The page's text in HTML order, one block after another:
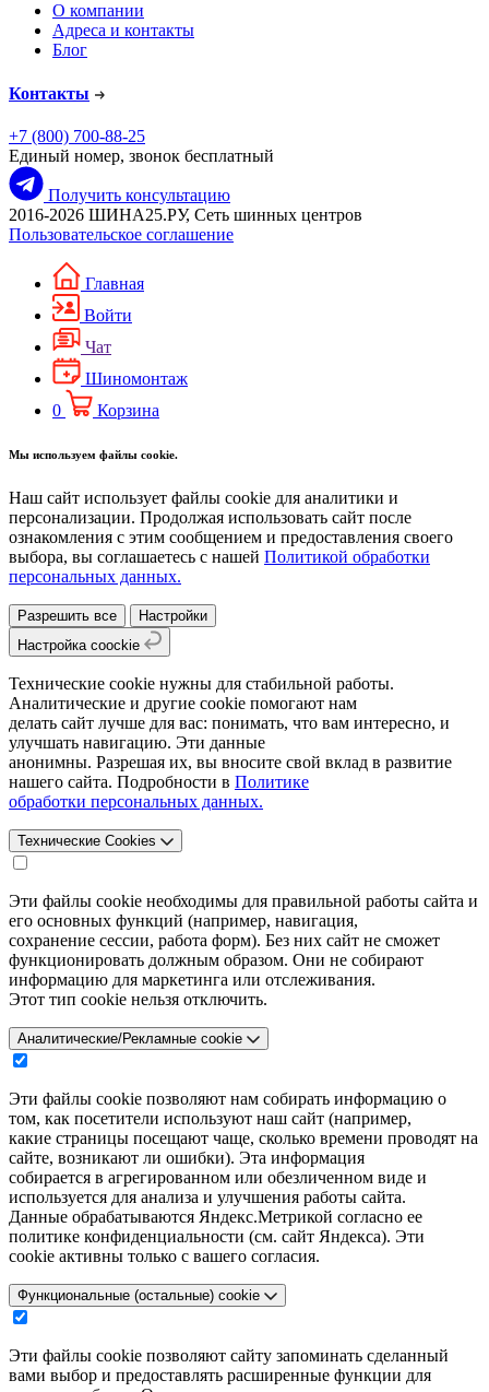
О компании
Адреса и контакты
Блог
Контакты
+7 (800) 700-88-25
Единый номер, звонок бесплатный
Получить консультацию
2016-2026 ШИНА25.РУ, Сеть шинных центров
Пользовательское соглашение
Главная
Войти
Чат
Шиномонтаж
0
Корзина
Мы используем файлы cookie.
Наш сайт использует файлы cookie для аналитики и
персонализации. Продолжая использовать сайт после
ознакомления с этим сообщением и предоставления своего
выбора, вы соглашаетесь с нашей Политикой обработки
персональных данных.
Разрешить все
Настройки
Настройка coockie
Технические cookie нужны для стабильной работы.
Аналитические и другие cookie помогают нам
делать сайт лучше для вас: понимать, что вам интересно, и
улучшать навигацию. Эти данные
анонимны. Разрешая их, вы вносите свой вклад в развитие
нашего сайта. Подробности в Политике
обработки персональных данных.
Технические Cookies
Эти файлы cookie необходимы для правильной работы сайта и
его основных функций (например, навигация,
сохранение сессии, работа форм). Без них сайт не сможет
функционировать должным образом. Они не собирают
информацию для маркетинга или отслеживания.
Этот тип cookie нельзя отключить.
Аналитические/Рекламные cookie
Эти файлы cookie позволяют нам собирать информацию о
том, как посетители используют наш сайт (например,
какие страницы посещают чаще, сколько времени проводят на
сайте, возникают ли ошибки). Эта информация
собирается в агрегированном или обезличенном виде и
используется для анализа и улучшения работы сайта.
Данные обрабатываются Яндекс.Метрикой согласно ее
политике конфиденциальности (см. сайт Яндекса). Эти
cookie активны только с вашего согласия.
Функциональные (остальные) cookie
Эти файлы cookie позволяют сайту запоминать сделанный
вами выбор и предоставлять расширенные функции для